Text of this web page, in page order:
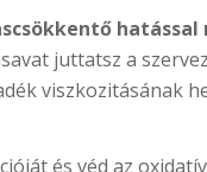
hatással
juttatsz a
viszkozitásának
és véd az